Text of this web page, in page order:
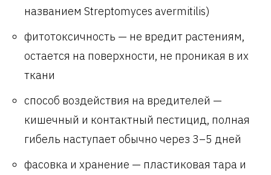
названием Streptomyces avermitilis)
фитотоксичность — не вредит растениям,
остается на поверхности, не проникая в их
ткани
способ воздействия на вредителей —
кишечный и контактный пестицид, полная
гибель наступает обычно через 3–5 дней
фасовка и хранение — пластиковая тара и